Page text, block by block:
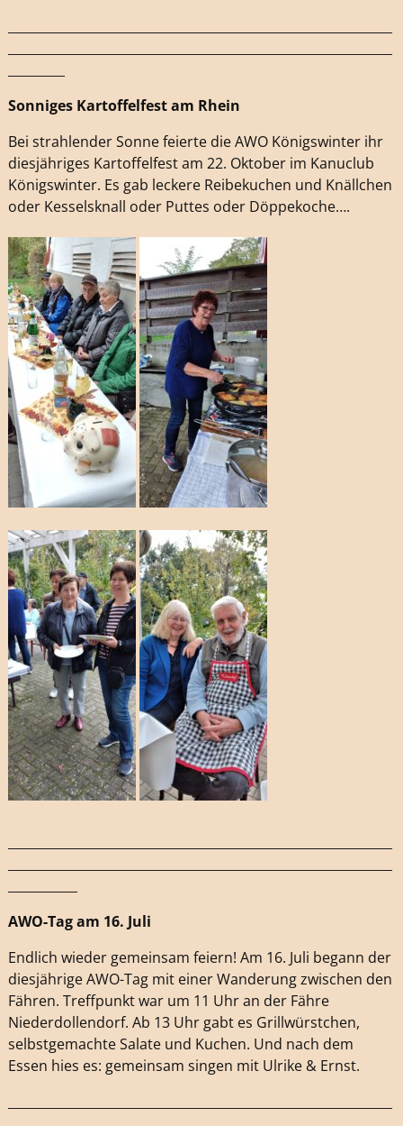
Sonniges Kartoffelfest am Rhein
Bei strahlender Sonne feierte die AWO Königswinter ihr
diesjähriges Kartoffelfest am 22. Oktober im Kanuclub
Königswinter. Es gab leckere Reibekuchen und Knällchen
oder Kesselsknall oder Puttes oder Döppekoche….
AWO-Tag am 16. Juli
Endlich wieder gemeinsam feiern! Am 16. Juli begann der
diesjährige AWO-Tag mit einer Wanderung zwischen den
Fähren. Treffpunkt war um 11 Uhr an der Fähre
Niederdollendorf. Ab 13 Uhr gabt es Grillwürstchen,
selbstgemachte Salate und Kuchen. Und nach dem
Essen hies es: gemeinsam singen mit Ulrike & Ernst.